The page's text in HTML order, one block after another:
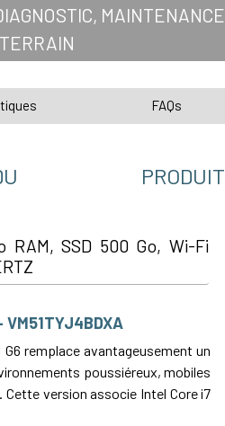
MAINTENANCE
FAQs
PRODUIT
RAM, SSD 500 Go, Wi-Fi
remplace avantageusement un
poussiéreux, mobiles
version associe Intel Core i7